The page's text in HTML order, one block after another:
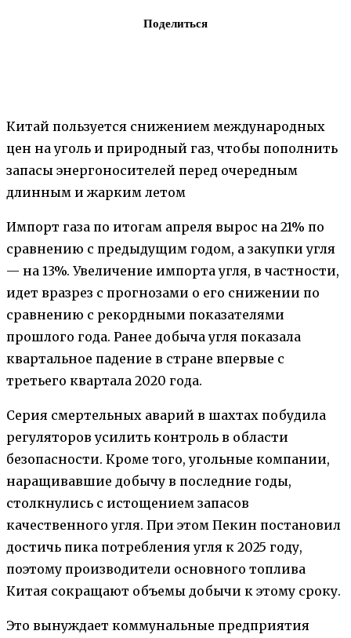
Поделиться
Китай пользуется снижением международных
цен на уголь и природный газ, чтобы пополнить
запасы энергоносителей перед очередным
длинным и жарким летом
Импорт газа по итогам апреля вырос на 21% по
сравнению с предыдущим годом, а закупки угля
— на 13%. Увеличение импорта угля, в частности,
идет вразрез с прогнозами о его снижении по
сравнению с рекордными показателями
прошлого года. Ранее добыча угля показала
квартальное падение в стране впервые с
третьего квартала 2020 года.
Серия смертельных аварий в шахтах побудила
регуляторов усилить контроль в области
безопасности. Кроме того, угольные компании,
наращивавшие добычу в последние годы,
столкнулись с истощением запасов
качественного угля. При этом Пекин постановил
достичь пика потребления угля к 2025 году,
поэтому производители основного топлива
Китая сокращают объемы добычи к этому сроку.
Это вынуждает коммунальные предприятия